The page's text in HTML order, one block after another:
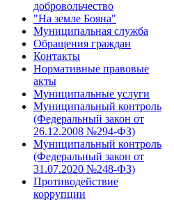
добровольчество
"На земле Бояна"
Муниципальная служба
Обращения граждан
Контакты
Нормативные правовые
акты
Муниципальные услуги
Муниципальный контроль
(Федеральный закон от
26.12.2008 №294-ФЗ)
Муниципальный контроль
(Федеральный закон от
31.07.2020 №248-ФЗ)
Противодействие
коррупции